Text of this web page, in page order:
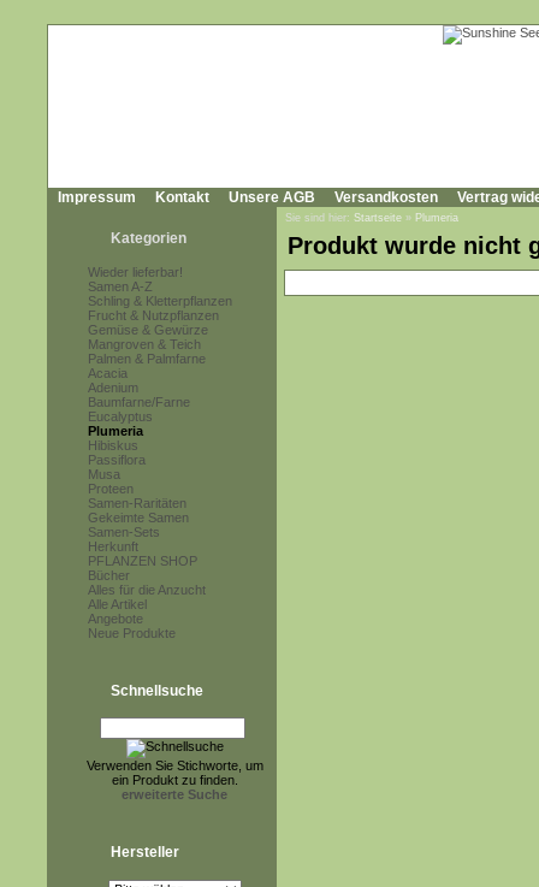
Impressum Kontakt Unsere AGB Versandkosten Vertrag
Kategorien
Wieder lieferbar!
Samen A-Z
Schling & Kletterpflanzen
Frucht & Nutzpflanzen
Gemüse & Gewürze
Mangroven & Teich
Palmen & Palmfarne
Acacia
Adenium
Baumfarne/Farne
Eucalyptus
Plumeria
Hibiskus
Passiflora
Musa
Proteen
Samen-Raritäten
Gekeimte Samen
Samen-Sets
Herkunft
PFLANZEN SHOP
Bücher
Alles für die Anzucht
Alle Artikel
Angebote
Neue Produkte
Schnellsuche
Verwenden Sie Stichworte, um
ein Produkt zu finden.
erweiterte Suche
Hersteller
Sie sind hier: Startseite » Plumeria
Produkt wurde nicht